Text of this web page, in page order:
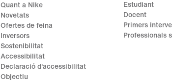
Quant a Nike
Novetats
Ofertes de feina
Inversors
Sostenibilitat
Accessibilitat
Declaració d'accessibilitat
Objectiu
Estudiant
Docent
Primers
Professionals